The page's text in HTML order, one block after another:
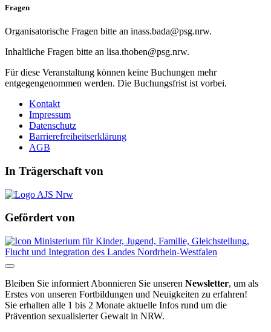
Fragen
Organisatorische Fragen bitte an inass.bada@psg.nrw.
Inhaltliche Fragen bitte an lisa.thoben@psg.nrw.
Für diese Veranstaltung können keine Buchungen mehr
entgegengenommen werden. Die Buchungsfrist ist vorbei.
Kontakt
Impressum
Datenschutz
Barrierefreiheitserklärung
AGB
In Trägerschaft von
Gefördert von
Bleiben Sie informiert Abonnieren Sie unseren Newsletter, um als
Erstes von unseren Fortbildungen und Neuigkeiten zu erfahren!
Sie erhalten alle 1 bis 2 Monate aktuelle Infos rund um die
Prävention sexualisierter Gewalt in NRW.